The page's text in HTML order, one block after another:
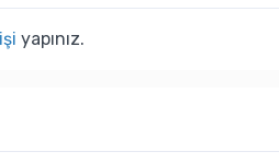
yapınız.